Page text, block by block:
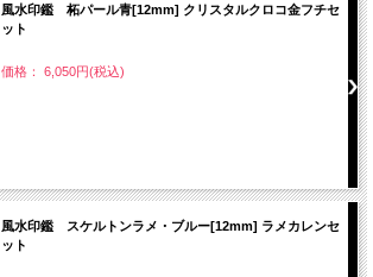
風水印鑑 柘パール青[12mm] クリスタルクロコ金フチセ
ット
価格： 6,050円(税込)
風水印鑑 スケルトンラメ・ブルー[12mm] ラメカレンセ
ット